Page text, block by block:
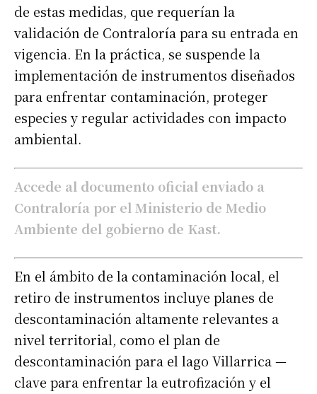
de estas medidas, que requerían la
validación de Contraloría para su entrada en
vigencia. En la práctica, se suspende la
implementación de instrumentos diseñados
para enfrentar contaminación, proteger
especies y regular actividades con impacto
ambiental.
Accede al documento oficial enviado a
Contraloría por el Ministerio de Medio
Ambiente del gobierno de Kast.
En el ámbito de la contaminación local, el
retiro de instrumentos incluye planes de
descontaminación altamente relevantes a
nivel territorial, como el plan de
descontaminación para el lago Villarrica —
clave para enfrentar la eutrofización y el